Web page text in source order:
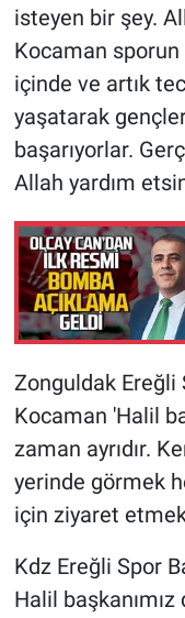
isteyen bir şey.
Kocaman sporun
içinde ve artık
yaşatarak
başarıyorlar.
Allah yardım
Zonguldak Ereğli
Kocaman 'Halil
zaman ayrıdır.
yerinde görmek
için ziyaret
Kdz Ereğli Spor
Halil